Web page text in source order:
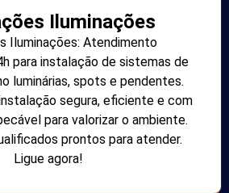
Iluminações
Iluminações: Atendimento
para instalação de sistemas de
luminárias, spots e pendentes.
segura, eficiente e com
para valorizar o ambiente.
prontos para atender.
Ligue agora!